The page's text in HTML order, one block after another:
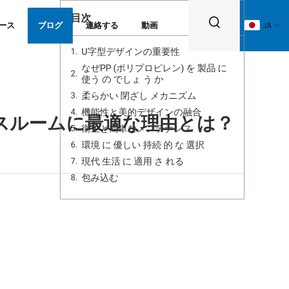
ス ブログ 連絡する 動画 JA
ームに最適な理由とは？
目次
U字型デザインの重要性
なぜPP (ポリプロピレン) を 製品 に
使う の でしょ う か
柔らかい 閉ざし メカニズム
機能性と美的デザインの融合
衛生と簡単なメンテナンス
環境 に 優しい 持続 的 な 選択
現代 生活 に 適用 さ れる
包み込む